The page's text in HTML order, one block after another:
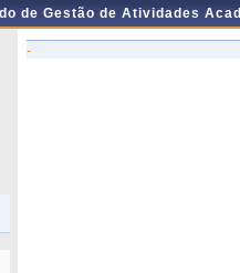
de Gestão de Atividades
-